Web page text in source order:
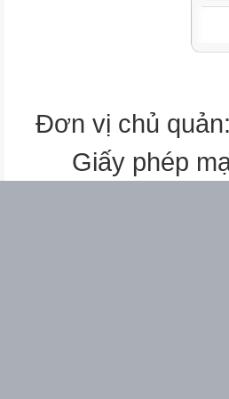
Đơn vị chủ
Giấy phép